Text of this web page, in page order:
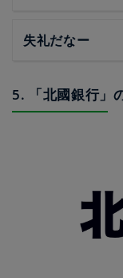
失礼だなー
5. 「北國銀行」